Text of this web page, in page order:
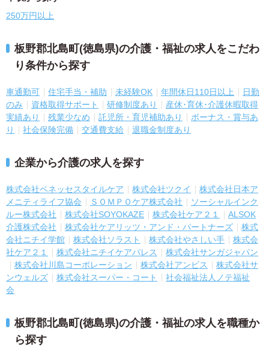
250万円以上
板野郡北島町(徳島県)の介護・福祉の求人をこだわ
り条件から探す
車通勤可 住宅手当・補助 未経験OK 年間休日110日以上
日勤
のみ
資格取得サポート 研修制度あり
産休･育休･介護休暇取得
実績あり
残業少なめ 託児所・育児補助あり
ボーナス・賞与あ
り
社会保険完備 交通費支給 退職金制度あり
企業から介護の求人を探す
株式会社ベネッセスタイルケア 株式会社ツクイ
株式会社日本ア
メニティライフ協会
ＳＯＭＰＯケア株式会社
ソーシャルインク
ルー株式会社
株式会社SOYOKAZE 株式会社ケア２１
ALSOK
介護株式会社
株式会社ケアリッツ・アンド・パートナーズ
株式
会社ニチイ学館
株式会社ソラスト 株式会社やさしい手
株式会
社ケア２１
株式会社ニチイケアパレス
株式会社サンガジャパン
株式会社川島コーポレーション
株式会社アンビス
株式会社サ
ンウェルズ
株式会社スーパー・コート
社会福祉法人ノテ福祉
会
板野郡北島町(徳島県)の介護・福祉の求人を職種か
ら探す